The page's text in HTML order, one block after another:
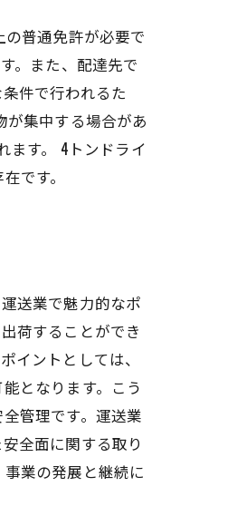
普通免許が必要で
。また、配達先で
件で行われるた
集中する場合があ
ます。 4トンドライ
です。
送業で魅力的なポ
荷することができ
イントとしては、
となります。こう
管理です。運送業
全面に関する取り
業の発展と継続に